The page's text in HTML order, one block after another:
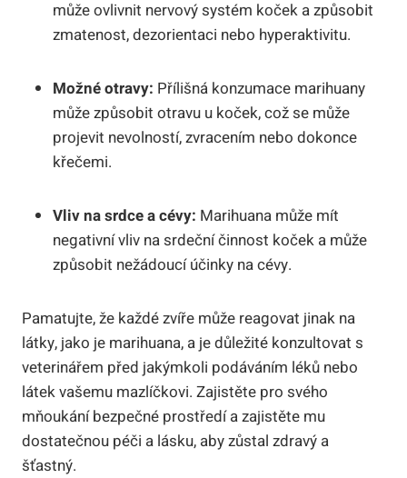
může ovlivnit nervový systém koček a způsobit
zmatenost, dezorientaci nebo hyperaktivitu.
Možné otravy: Přílišná konzumace marihuany
může způsobit otravu u koček, což se může
projevit nevolností, zvracením nebo dokonce
křečemi.
Vliv na srdce a cévy: Marihuana může mít
negativní vliv na srdeční činnost koček a může
způsobit nežádoucí účinky na cévy.
Pamatujte, že každé zvíře může reagovat jinak na
látky, jako je marihuana, a je důležité konzultovat s
veterinářem před jakýmkoli podáváním léků nebo
látek vašemu mazlíčkovi. Zajistěte pro svého
mňoukání bezpečné prostředí a zajistěte mu
dostatečnou péči a lásku, aby zůstal zdravý a
šťastný.